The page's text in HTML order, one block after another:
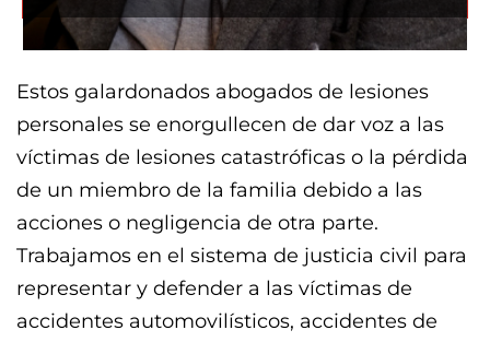
Estos galardonados abogados de lesiones
personales se enorgullecen de dar voz a las
víctimas de lesiones catastróficas o la pérdida
de un miembro de la familia debido a las
acciones o negligencia de otra parte.
Trabajamos en el sistema de justicia civil para
representar y defender a las víctimas de
accidentes automovilísticos, accidentes de